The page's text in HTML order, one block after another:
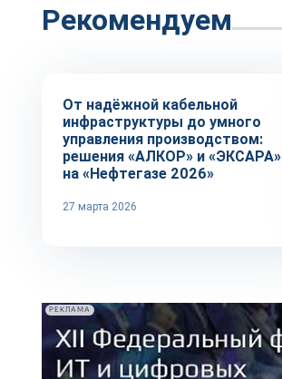
Рекомендуем
От надёжной кабельной
инфраструктуры до умного
управления производством:
решения «АЛКОР» и «ЭКСАРА»
на «Нефтегазе 2026»
27 марта 2026
РЕКЛАМА